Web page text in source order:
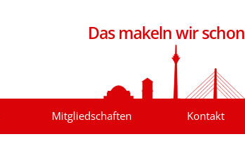
Das makeln wir schon
Mitgliedschaften Kontakt